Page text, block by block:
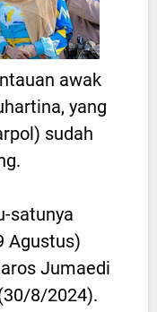
awak
yang
sudah
satunya
Agustus)
Jumaedi
8/2024).